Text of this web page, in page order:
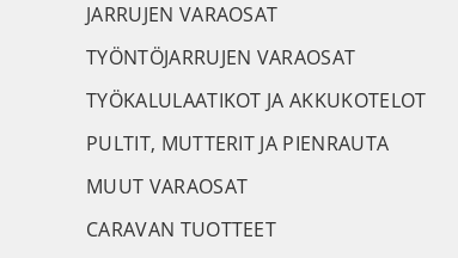
JARRUJEN VARAOSAT
TYÖNTÖJARRUJEN VARAOSAT
TYÖKALULAATIKOT JA AKKUKOTELOT
PULTIT, MUTTERIT JA PIENRAUTA
MUUT VARAOSAT
CARAVAN TUOTTEET